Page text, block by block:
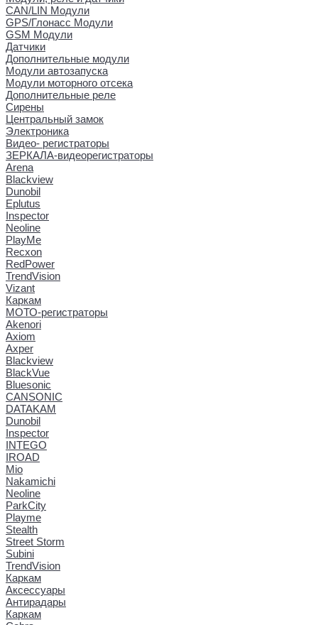
CAN/LIN Модули
GPS/Глонасс Модули
GSM Модули
Датчики
Дополнительные модули
Модули автозапуска
Модули моторного отсека
Дополнительные реле
Сирены
Центральный замок
Электроника
Видео- регистраторы
ЗЕРКАЛА-видеорегистраторы
Arena
Blackview
Dunobil
Eplutus
Inspector
Neoline
PlayMe
Recxon
RedPower
TrendVision
Vizant
Каркам
МОТО-регистраторы
Akenori
Axiom
Axper
Blackview
BlackVue
Bluesonic
CANSONIC
DATAKAM
Dunobil
Inspector
INTEGO
IROAD
Mio
Nakamichi
Neoline
ParkCity
Playme
Stealth
Street Storm
Subini
TrendVision
Каркам
Аксессуары
Антирадары
Каркам